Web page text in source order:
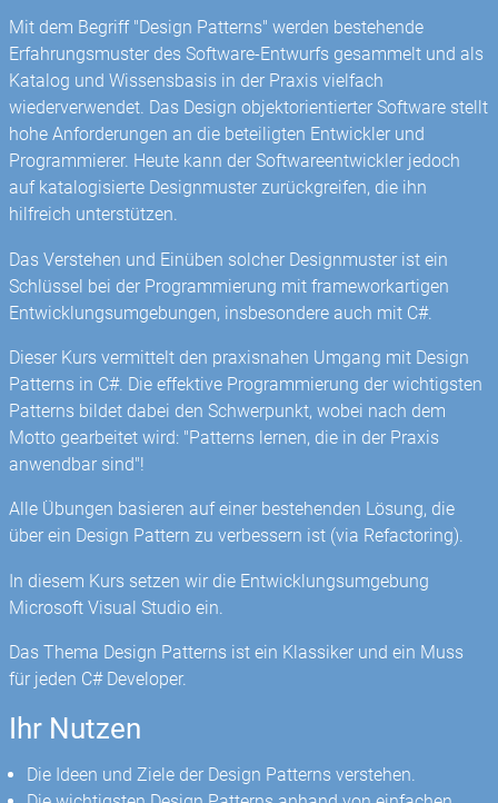
Mit dem Begriff "Design Patterns" werden bestehende
Erfahrungsmuster des Software-Entwurfs gesammelt und als
Katalog und Wissensbasis in der Praxis vielfach
wiederverwendet. Das Design objektorientierter Software stellt
hohe Anforderungen an die beteiligten Entwickler und
Programmierer. Heute kann der Softwareentwickler jedoch
auf katalogisierte Designmuster zurückgreifen, die ihn
hilfreich unterstützen.
Das Verstehen und Einüben solcher Designmuster ist ein
Schlüssel bei der Programmierung mit frameworkartigen
Entwicklungsumgebungen, insbesondere auch mit C#.
Dieser Kurs vermittelt den praxisnahen Umgang mit Design
Patterns in C#. Die effektive Programmierung der wichtigsten
Patterns bildet dabei den Schwerpunkt, wobei nach dem
Motto gearbeitet wird: "Patterns lernen, die in der Praxis
anwendbar sind"!
Alle Übungen basieren auf einer bestehenden Lösung, die
über ein Design Pattern zu verbessern ist (via Refactoring).
In diesem Kurs setzen wir die Entwicklungsumgebung
Microsoft Visual Studio ein.
Das Thema Design Patterns ist ein Klassiker und ein Muss
für jeden C# Developer.
Ihr Nutzen
Die Ideen und Ziele der Design Patterns verstehen.